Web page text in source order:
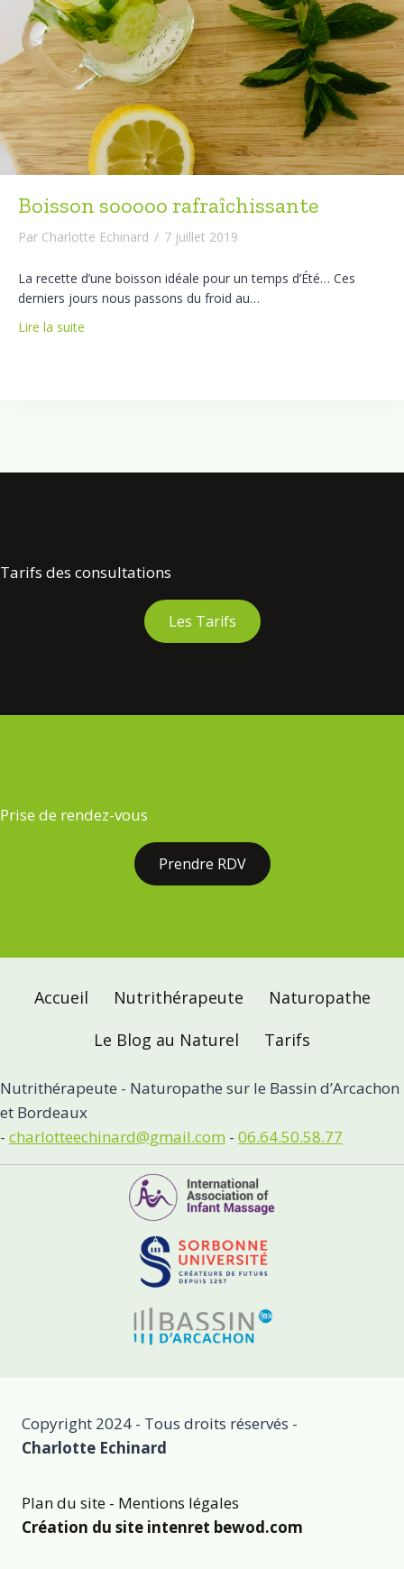
Boisson sooooo rafraîchissante
Par Charlotte Echinard / 7 juillet 2019
La recette d’une boisson idéale pour un temps d’Été… Ces
derniers jours nous passons du froid au…
Lire la suite
Tarifs des consultations
Les Tarifs
Prise de rendez-vous
Prendre RDV
Accueil Nutrithérapeute
Naturopathe
Le Blog au Naturel
Tarifs
Nutrithérapeute - Naturopathe sur le Bassin d’Arcachon
et Bordeaux
- charlotteechinard@gmail.com - 06.64.50.58.77
Copyright 2024 - Tous droits réservés -
Charlotte Echinard
Plan du site - Mentions légales
Création du site intenret bewod.com